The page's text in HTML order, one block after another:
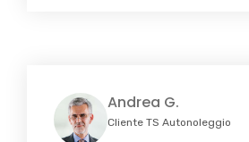
Andrea G.
Cliente TS Autonoleggio